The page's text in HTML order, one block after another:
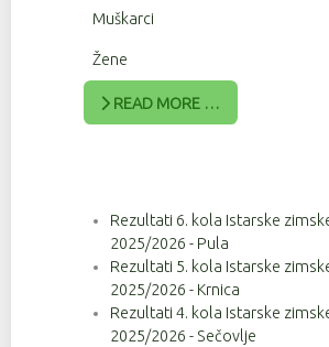
Muškarci
Žene
READ MORE …
Rezultati 6. kola Istarske
2025/2026 - Pula
Rezultati 5. kola Istarske
2025/2026 - Krnica
Rezultati 4. kola Istarske
2025/2026 - Sečovlje